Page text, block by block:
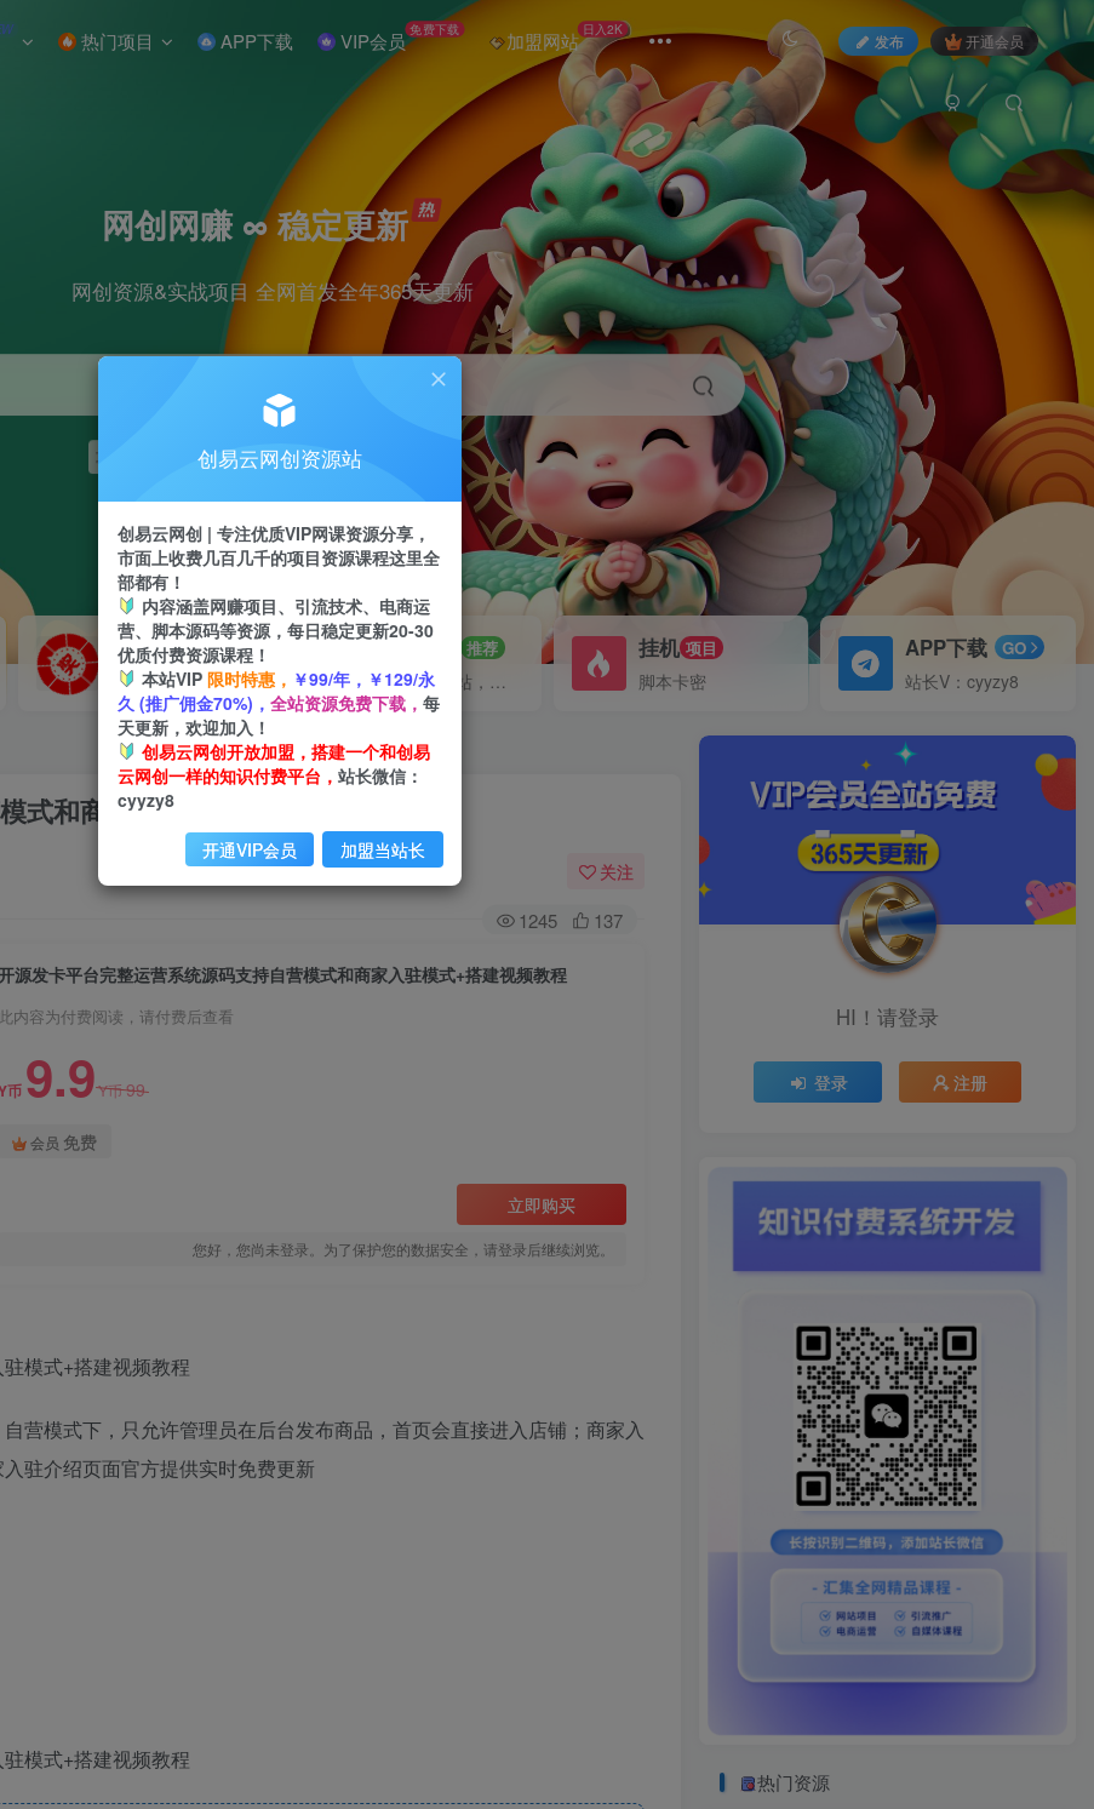
热门项目 APP下载 VIP会员 免费下载 加盟网站 日入2K
发布 开通会员
网创网赚 ∞ 稳定更新
网创资源&实战项目 全网首发全年365天更新
项目 引流 短视频 剪辑
VIP推广
70%分佣
会员专属推广链接
招募站长 推荐
搭建同款网站，自己当老板
挂机 项目
脚本卡密
APP下载 GO
站长V：cyyzy8
式和商家入驻模式+搭建视频教程
关注
1245 137
源发卡平台完整运营系统源码支持自营模式和商家入驻模式+搭建视频教程
此内容为付费阅读，请付费后查看
币 9.9Y币99
会员 免费
立即购买
您好，您尚未登录。为了保护您的数据安全，请登录后继续浏览。
营模式下，只允许管理员在后台发布商品，首页会直接进入店铺；商家入
驻介绍页面官方提供实时免费更新
HI！请登录
登录 注册
热门资源
创易云网创资源站
创易云网创 | 专注优质VIP网课资源分享，
市面上收费几百几千的项目资源课程这里全
部都有！
内容涵盖网赚项目、引流技术、电商运
营、脚本源码等资源，每日稳定更新20-30
优质付费资源课程！
本站VIP 限时特惠， ￥99/年，￥129/永
久 (推广佣金70%)， 全站资源免费下载， 每
天更新，欢迎加入！
创易云网创开放加盟，搭建一个和创易
云网创一样的知识付费平台， 站长微信：
cyyzy8
开通VIP会员 加盟当站长